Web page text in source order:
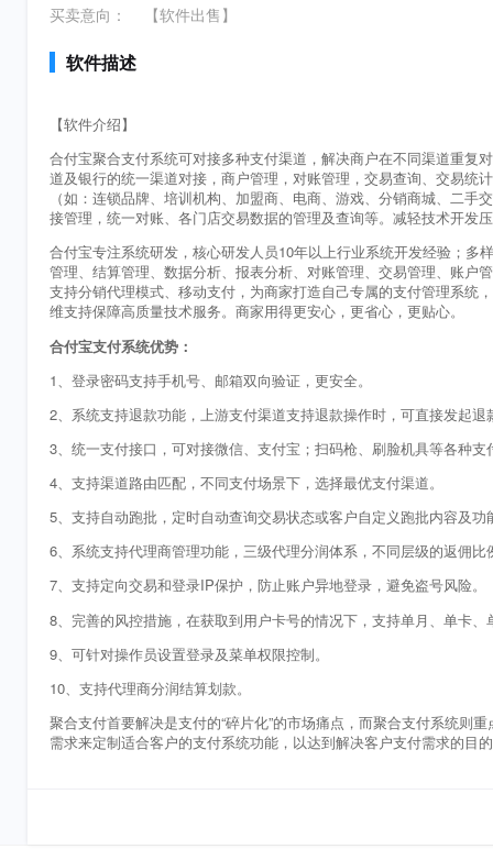
买卖意向： 【软件出售】
软件描述
【软件介绍】
合付宝聚合支付系统可对接多种支付渠道，解决商户在不同渠道重复
道及银行的统一渠道对接，商户管理，对账管理，交易查询、交易统
（如：连锁品牌、培训机构、加盟商、电商、游戏、分销商城、二
接管理，统一对账、各门店交易数据的管理及查询等。减轻技术开发
合付宝专注系统研发 ，核心研发人员10年以上行业系统开发经验；多
管理、结算管理、数据分析、报表分析、对账管理、交易管理、账户
支持分销代理模式、移动支付，为商家打造自己专属的支付管理系统
维支持保障高质量技术服务。商家用得更安心，更省心，更贴心。
合付宝支付系统优势：
1、登录密码支持手机号、邮箱双向验证，更安全。
2、系统支持退款功能，上游支付渠道支持退款操作时，可直接发起退
3、统一支付接口，可对接微信、支付宝；扫码枪、刷脸机具等各种支
4、支持渠道路由匹配，不同支付场景下，选择最优支付渠道。
5、支持自动跑批，定时自动查询交易状态或客户自定义跑批内容及功
6、系统支持代理商管理功能，三级代理分润体系， 不同层级的返佣比
7、支持定向交易和登录IP保护，防止账户异地登录，避免盗号风险。
8、完善的风控措施，在获取到用户卡号的情况下，支持单月、单卡
9、可针对操作员设置登录及菜单权限控制。
10、支持代理商分润结算划款。
聚合支付首要解决是支付的“碎片化”的市场痛点，而聚合支付系统则
需求来定制适合客户的支付系统功能，以达到解决客户支付需求的目的